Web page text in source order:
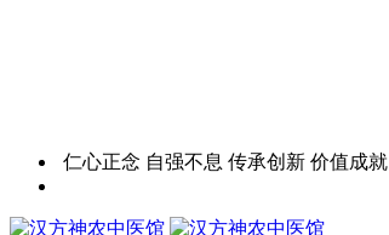
仁心正念 自强不息 传承创新 价值成就